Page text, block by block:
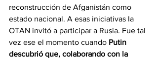
reconstrucción de Afganistán como
estado nacional. A esas iniciativas la
OTAN invitó a participar a Rusia. Fue tal
vez ese el momento cuando Putin
descubrió que, colaborando con la